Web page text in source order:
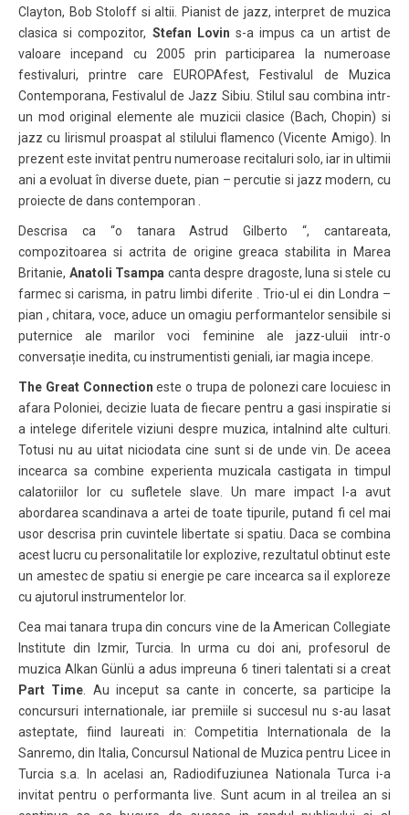
Clayton, Bob Stoloff si altii. Pianist de jazz, interpret de muzica
clasica si compozitor, Stefan Lovin s-a impus ca un artist de
valoare incepand cu 2005 prin participarea la numeroase
festivaluri, printre care EUROPAfest, Festivalul de Muzica
Contemporana, Festivalul de Jazz Sibiu. Stilul sau combina intr-
un mod original elemente ale muzicii clasice (Bach, Chopin) si
jazz cu lirismul proaspat al stilului flamenco (Vicente Amigo). In
prezent este invitat pentru numeroase recitaluri solo, iar in ultimii
ani a evoluat în diverse duete, pian – percutie si jazz modern, cu
proiecte de dans contemporan .
Descrisa ca “o tanara Astrud Gilberto “, cantareata,
compozitoarea si actrita de origine greaca stabilita in Marea
Britanie, Anatoli Tsampa canta despre dragoste, luna si stele cu
farmec si carisma, in patru limbi diferite . Trio-ul ei din Londra –
pian , chitara, voce, aduce un omagiu performantelor sensibile si
puternice ale marilor voci feminine ale jazz-uluii intr-o
conversație inedita, cu instrumentisti geniali, iar magia incepe.
The Great Connection este o trupa de polonezi care locuiesc in
afara Poloniei, decizie luata de fiecare pentru a gasi inspiratie si
a intelege diferitele viziuni despre muzica, intalnind alte culturi.
Totusi nu au uitat niciodata cine sunt si de unde vin. De aceea
incearca sa combine experienta muzicala castigata in timpul
calatoriilor lor cu sufletele slave. Un mare impact l-a avut
abordarea scandinava a artei de toate tipurile, putand fi cel mai
usor descrisa prin cuvintele libertate si spatiu. Daca se combina
acest lucru cu personalitatile lor explozive, rezultatul obtinut este
un amestec de spatiu si energie pe care incearca sa il exploreze
cu ajutorul instrumentelor lor.
Cea mai tanara trupa din concurs vine de la American Collegiate
Institute din Izmir, Turcia. In urma cu doi ani, profesorul de
muzica Alkan Günlü a adus impreuna 6 tineri talentati si a creat
Part Time . Au inceput sa cante in concerte, sa participe la
concursuri internationale, iar premiile si succesul nu s-au lasat
asteptate, fiind laureati in: Competitia Internationala de la
Sanremo, din Italia, Concursul National de Muzica pentru Licee in
Turcia s.a. In acelasi an, Radiodifuziunea Nationala Turca i-a
invitat pentru o performanta live. Sunt acum in al treilea an si